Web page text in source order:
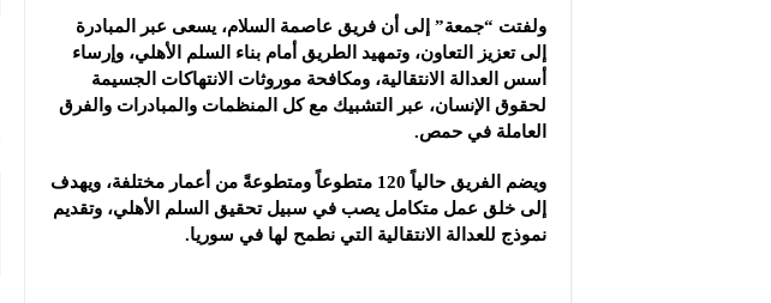
ولفتت “جمعة” إلى أن فريق عاصمة السلام، يسعى عبر المبادرة
إلى تعزيز التعاون، وتمهيد الطريق أمام بناء السلم الأهلي، وإرساء
أسس العدالة الانتقالية، ومكافحة موروثات الانتهاكات الجسيمة
لحقوق الإنسان، عبر التشبيك مع كل المنظمات والمبادرات والفرق
العاملة في حمص.
ويضم الفريق حالياً 120 متطوعاً ومتطوعةً من أعمار مختلفة، ويهدف
إلى خلق عمل متكامل يصب في سبيل تحقيق السلم الأهلي، وتقديم
نموذج للعدالة الانتقالية التي نطمح لها في سوريا.